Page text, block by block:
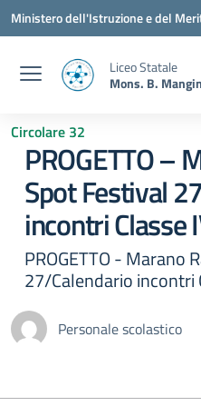
Vai ai contenuti
Vai al menu di navigazione
Vai al footer
Ministero dell'Istruzione e del
Liceo Statale
Mons. B.
Circolare 32
PROGETTO –
Spot Festival
incontri Classe
PROGETTO - Marano
27/Calendario incontri
Personale scolastico